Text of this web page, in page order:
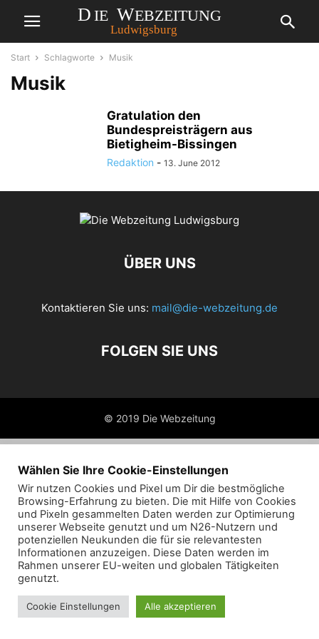
Start Schlagworte Musik
Musik
Gratulation den
Bundespreisträgern aus
Bietigheim-Bissingen
Redaktion - 13. June 2012
ÜBER UNS
Kontaktieren Sie uns: mail@die-webzeitung.de
FOLGEN SIE UNS
© 2019 Die Webzeitung
Wählen Sie Ihre Cookie-Einstellungen
Wir nutzen Cookies und Pixel um Dir die bestmögliche
Browsing-Erfahrung zu bieten. Die mit Hilfe von Cookies
und Pixeln gesammelten Daten werden zur Optimierung
unserer Webseite genutzt und um N26-Nutzern und
potenziellen Neukunden die für sie relevantesten
Informationen anzuzeigen. Diese Daten werden im
Rahmen unserer EU-weiten und globalen Tätigkeiten
genutzt.
Cookie Einstellungen Alle akzeptieren